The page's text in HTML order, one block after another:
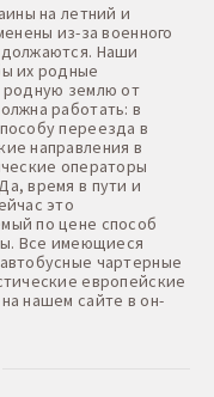
на летний и
из-за военного
Наши
их родные
родную землю от
работать: в
переезда в
направления в
операторы
время в пути и
это
по цене способ
Все имеющиеся
чартерные
европейские
нашем сайте в он-